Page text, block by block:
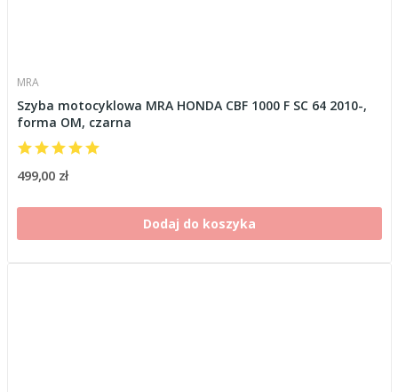
MRA
Szyba motocyklowa MRA HONDA CBF 1000 F SC 64 2010-,
forma OM, czarna
499,00 zł
Dodaj do koszyka